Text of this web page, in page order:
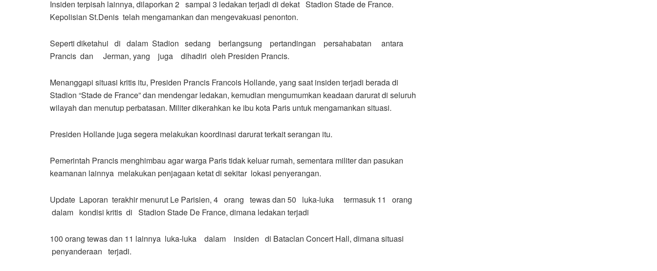
Insiden terpisah lainnya, dilaporkan 2 sampai 3 ledakan terjadi di dekat Stadion Stade de France.
Kepolisian St.Denis telah mengamankan dan mengevakuasi penonton.
Seperti diketahui di dalam Stadion sedang berlangsung pertandingan persahabatan antara
Prancis dan Jerman, yang juga dihadiri oleh Presiden Prancis.
Menanggapi situasi kritis itu, Presiden Prancis Francois Hollande, yang saat insiden terjadi berada di
Stadion “Stade de France” dan mendengar ledakan, kemudian mengumumkan keadaan darurat di seluruh
wilayah dan menutup perbatasan. Militer dikerahkan ke ibu kota Paris untuk mengamankan situasi.
Presiden Hollande juga segera melakukan koordinasi darurat terkait serangan itu.
Pemerintah Prancis menghimbau agar warga Paris tidak keluar rumah, sementara militer dan pasukan
keamanan lainnya melakukan penjagaan ketat di sekitar lokasi penyerangan.
Update Laporan terakhir menurut Le Parisien, 4 orang tewas dan 50 luka-luka termasuk 11 orang
dalam kondisi kritis di Stadion Stade De France, dimana ledakan terjadi
100 orang tewas dan 11 lainnya luka-luka dalam insiden di Bataclan Concert Hall, dimana situasi
penyanderaan terjadi.